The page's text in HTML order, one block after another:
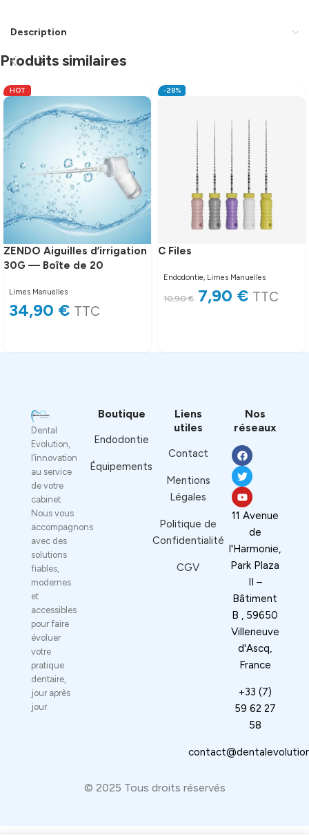
Description
Produits similaires
HOT
ZENDO Aiguilles d’irrigation
30G — Boîte de 20
Limes Manuelles
34,90 € TTC
-28%
C Files
Endodontie, Limes Manuelles
10,90€ 7,90 € TTC
Dental
Evolution,
l’innovation
au service
de votre
cabinet.
Nous vous
accompagnons
avec des
solutions
fiables,
modernes
et
accessibles
pour faire
évoluer
votre
pratique
dentaire,
jour après
jour.
Boutique
Endodontie
Équipements
Liens
utiles
Contact
Mentions
Légales
Politique de
Confidentialité
CGV
Nos
réseaux
11 Avenue
de
l'Harmonie,
Park Plaza
II –
Bâtiment
B , 59650
Villeneuve
d'Ascq,
France
+33 (7)
59 62 27
58
© 2025 Tous droits réservés